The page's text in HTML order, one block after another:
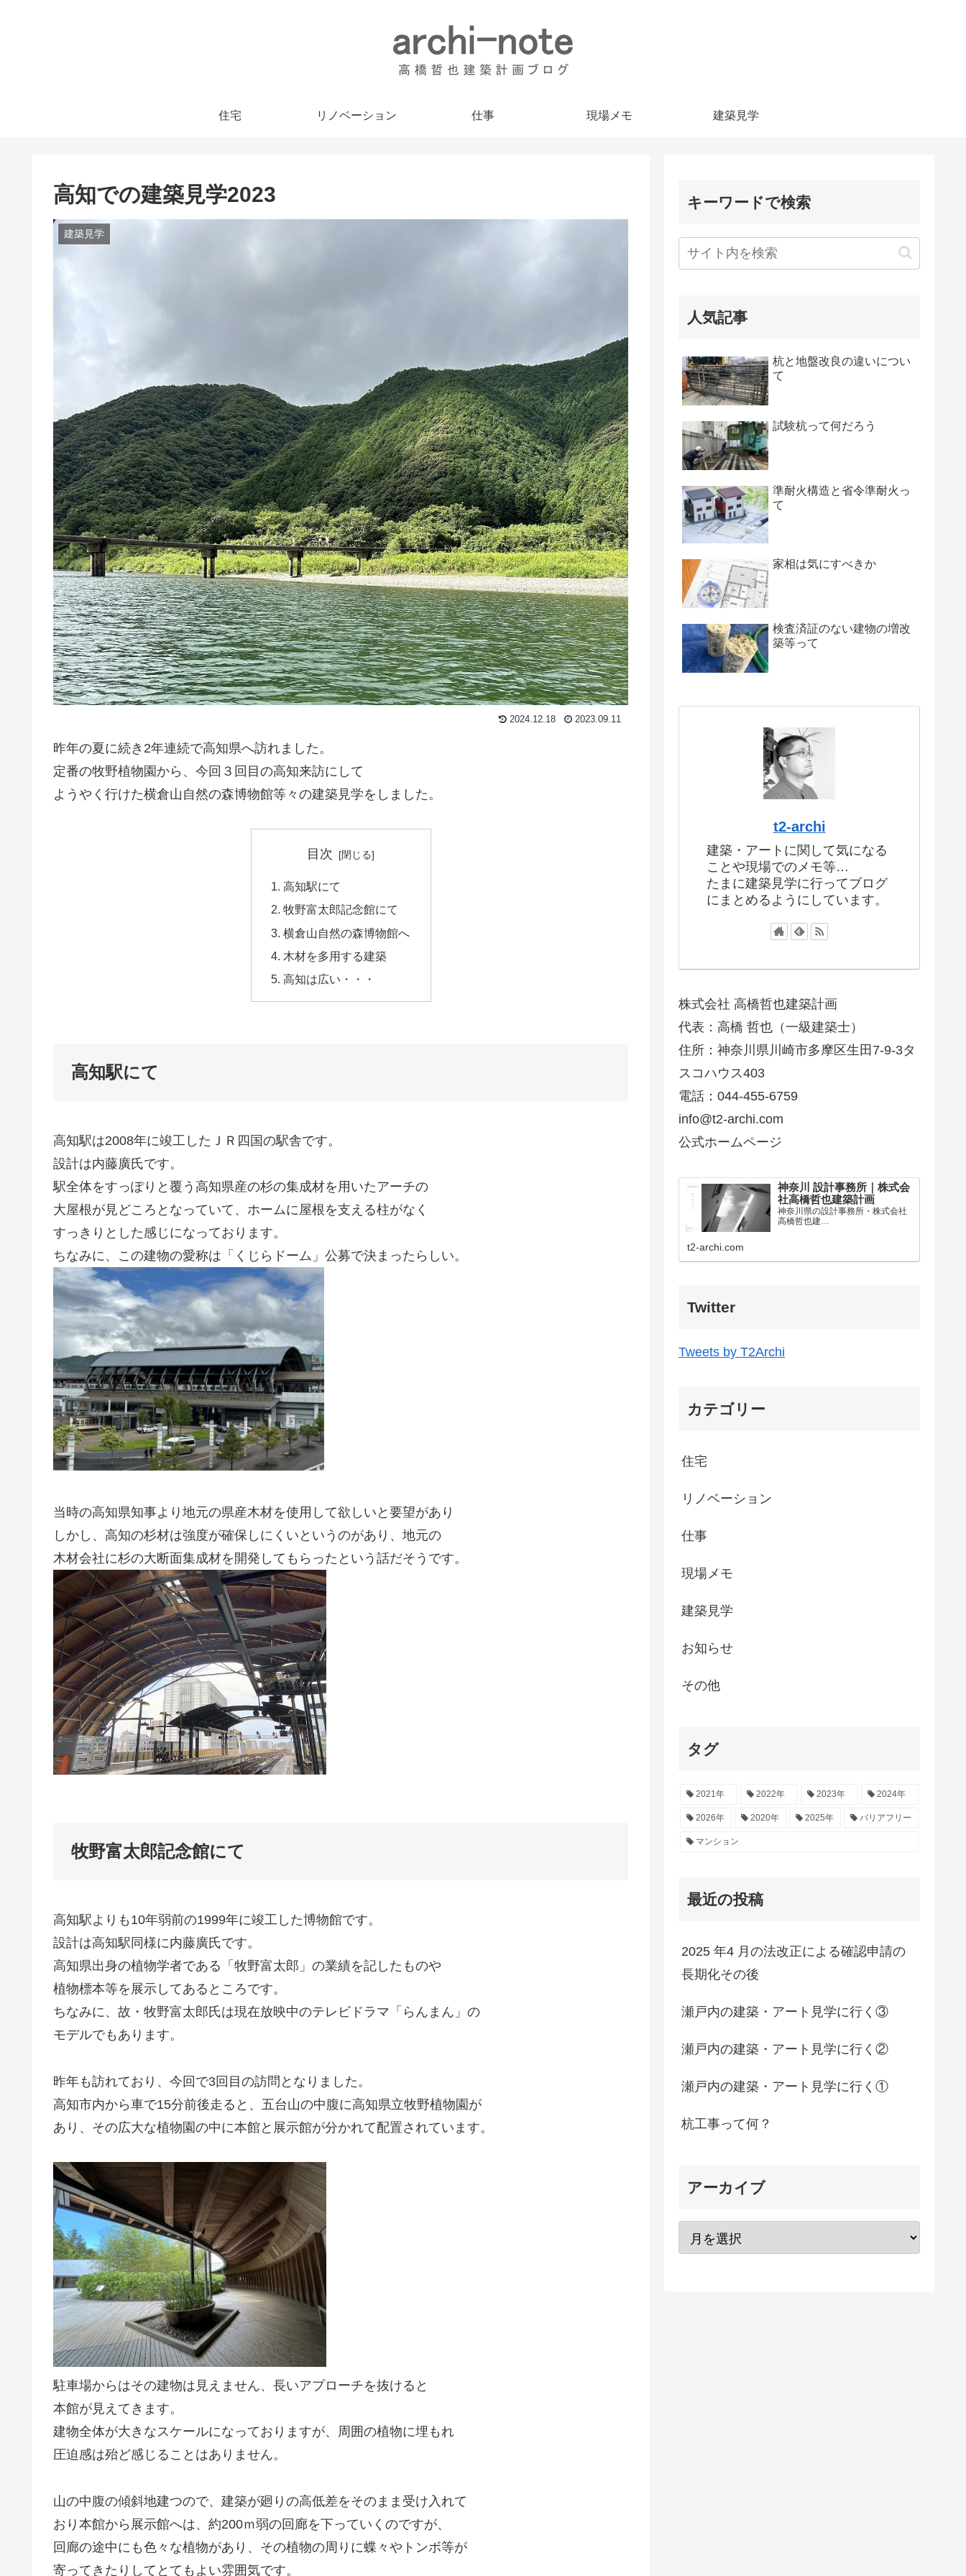
住宅 リノベーション 仕事 現場メモ 建築見学
高知での建築見学2023
建築見学
2024.12.18 2023.09.11
昨年の夏に続き2年連続で高知県へ訪れました。
定番の牧野植物園から、今回３回目の高知来訪にして
ようやく行けた横倉山自然の森博物館等々の建築見学をしました。
目次
高知駅にて
牧野富太郎記念館にて
横倉山自然の森博物館へ
木材を多用する建築
高知は広い・・・
高知駅にて
高知駅は2008年に竣工したＪＲ四国の駅舎です。
設計は内藤廣氏です。
駅全体をすっぽりと覆う高知県産の杉の集成材を用いたアーチの
大屋根が見どころとなっていて、ホームに屋根を支える柱がなく
すっきりとした感じになっております。
ちなみに、この建物の愛称は「くじらドーム」公募で決まったらしい。
当時の高知県知事より地元の県産木材を使用して欲しいと要望があり
しかし、高知の杉材は強度が確保しにくいというのがあり、地元の
木材会社に杉の大断面集成材を開発してもらったという話だそうです。
牧野富太郎記念館にて
高知駅よりも10年弱前の1999年に竣工した博物館です。
設計は高知駅同様に内藤廣氏です。
高知県出身の植物学者である「牧野富太郎」の業績を記したものや
植物標本等を展示してあるところです。
ちなみに、故・牧野富太郎氏は現在放映中のテレビドラマ「らんまん」の
モデルでもあります。
昨年も訪れており、今回で3回目の訪問となりました。
高知市内から車で15分前後走ると、五台山の中腹に高知県立牧野植物園が
あり、その広大な植物園の中に本館と展示館が分かれて配置されています。
駐車場からはその建物は見えません、長いアプローチを抜けると
本館が見えてきます。
建物全体が大きなスケールになっておりますが、周囲の植物に埋もれ
圧迫感は殆ど感じることはありません。
山の中腹の傾斜地建つので、建築が廻りの高低差をそのまま受け入れて
おり本館から展示館へは、約200ｍ弱の回廊を下っていくのですが、
回廊の途中にも色々な植物があり、その植物の周りに蝶々やトンボ等が
寄ってきたりしてとてもよい雰囲気です。
キーワードで検索
人気記事
杭と地盤改良の違いについ
て
試験杭って何だろう
準耐火構造と省令準耐火っ
て
家相は気にすべきか
検査済証のない建物の増改
築等って
t2-archi
建築・アートに関して気になる
ことや現場でのメモ等…
たまに建築見学に行ってブログ
にまとめるようにしています。
株式会社 高橋哲也建築計画
代表：高橋 哲也（一級建築士）
住所：神奈川県川崎市多摩区生田7-9-3タ
スコハウス403
電話：044-455-6759
info@t2-archi.com
公式ホームページ
神奈川 設計事務所｜株式会
社高橋哲也建築計画
神奈川県の設計事務所・株式会社
高橋哲也建…
t2-archi.com
Twitter
Tweets by T2Archi
カテゴリー
住宅
リノベーション
仕事
現場メモ
建築見学
お知らせ
その他
タグ
2021年 2022年 2023年 2024年
2026年 2020年 2025年 バリアフリー
マンション
最近の投稿
2025 年4 月の法改正による確認申請の
長期化その後
瀬戸内の建築・アート見学に行く③
瀬戸内の建築・アート見学に行く②
瀬戸内の建築・アート見学に行く①
杭工事って何？
アーカイブ